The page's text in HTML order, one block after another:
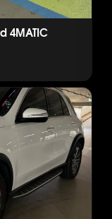
4MATIC